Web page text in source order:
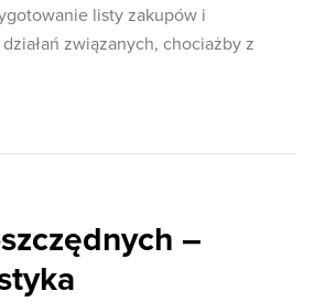
listy zakupów i
związanych, chociażby z
–